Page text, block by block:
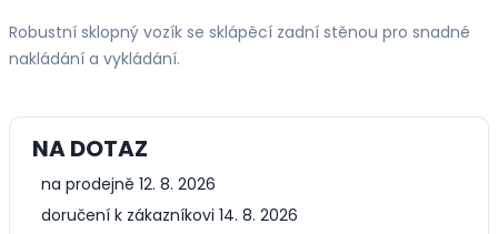
Robustní sklopný vozík se sklápěcí zadní stěnou pro snadné
nakládání a vykládání.
NA DOTAZ
na prodejně 12. 8. 2026
doručení k zákazníkovi 14. 8. 2026